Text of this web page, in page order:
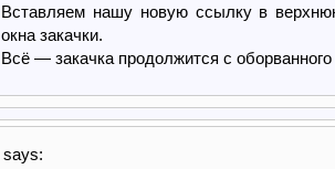
Вставляем нашу новую ссылку в
окна закачки.
Всё — закачка продолжится с
says: